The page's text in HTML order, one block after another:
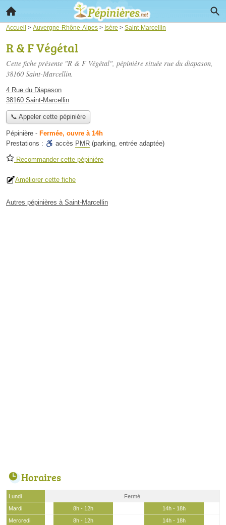
Accueil > Auvergne-Rhône-Alpes > Isère > Saint-Marcellin
R & F Végétal
Cette fiche présente "R & F Végétal", pépinière située rue du diapason,
38160 Saint-Marcellin.
4 Rue du Diapason
38160 Saint-Marcellin
📞 Appeler cette pépinière
Pépinière - Fermée, ouvre à 14h
Prestations :
accès PMR (parking, entrée adaptée)
Recommander cette pépinière
Améliorer cette fiche
Autres pépinières à Saint-Marcellin
Horaires
Lundi
Fermé
Mardi
8h - 12h
14h - 18h
Mercredi
8h - 12h
14h - 18h